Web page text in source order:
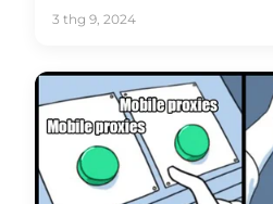
proxy di động có thể nâng cao
3 thg 9, 2024